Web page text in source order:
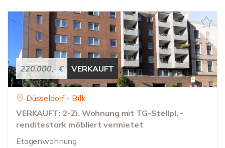
220.000,- € VERKAUFT
Düsseldorf - Bilk
VERKAUFT: 2-Zi. Wohnung mit TG-Stellpl. -
renditestark möbliert vermietet
Etagenwohnung